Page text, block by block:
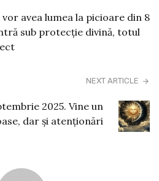
avea lumea la picioare din 8
sub protecție divină, totul
NEXT ARTICLE
2025. Vine un
dar și atenționări